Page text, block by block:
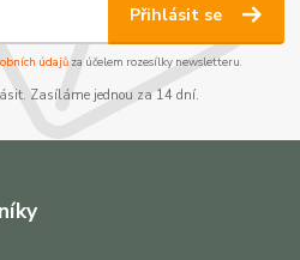
Přihlásit se
údajůza účelem rozesílky newsletteru.
Zasíláme jednou za 14 dní.